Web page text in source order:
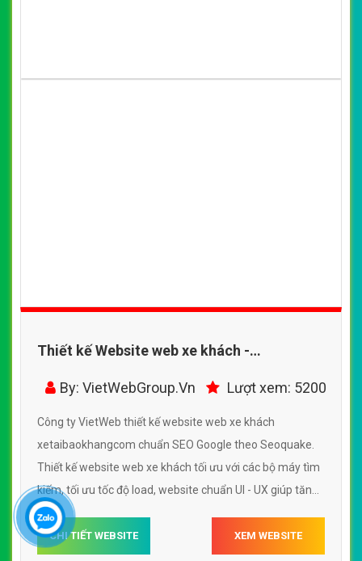
Thiết kế Website web xe khách -
xetaibaokhangcom
By: VietWebGroup.Vn Lượt xem: 5200
Công ty VietWeb thiết kế website web xe khách
xetaibaokhangcom chuẩn SEO Google theo Seoquake.
Thiết kế website web xe khách tối ưu với các bộ máy tìm
kiếm, tối ưu tốc độ load, website chuẩn UI - UX giúp tăng
trải nghiệm người dùng lướt website web xe khách
xetaibaokhangcom
CHI TIẾT WEBSITE XEM WEBSITE